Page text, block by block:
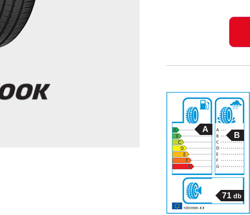
A
B
71 db